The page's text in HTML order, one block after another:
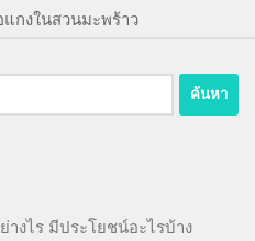
แกงในสวนมะพร้าว
งไร มีประโยชน์อะไรบ้าง